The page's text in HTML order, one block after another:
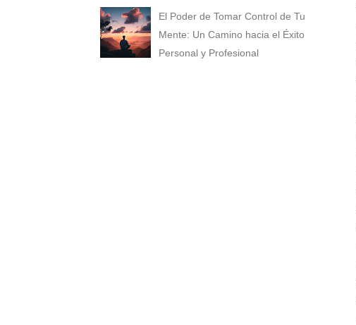
El Poder de Tomar Control de Tu
Mente: Un Camino hacia el Éxito
Personal y Profesional